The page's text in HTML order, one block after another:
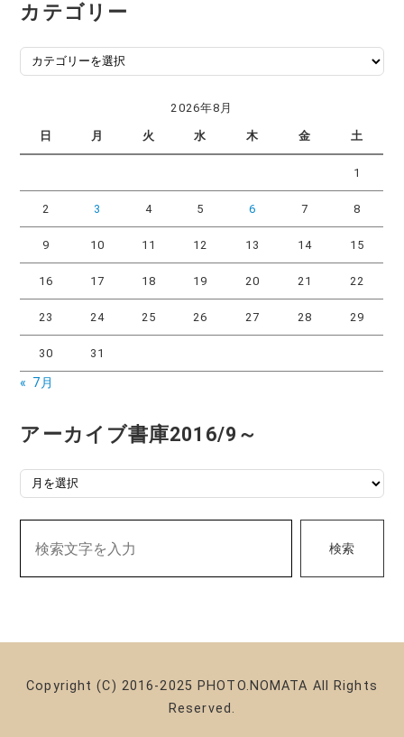
カテゴリー
カ
テ
ー
2026年8月
日 月 火 水 木 金 土
1
2 3 4 5 6 7 8
9 10 11 12 13 14 15
16 17 18 19 20 21 22
23 24 25 26 27 28 29
30 31
« 7月
アーカイブ書庫2016/9～
アーカイブ書庫2016/9～
検索
Copyright (C) 2016-2025 PHOTO.NOMATA All Rights
Reserved.